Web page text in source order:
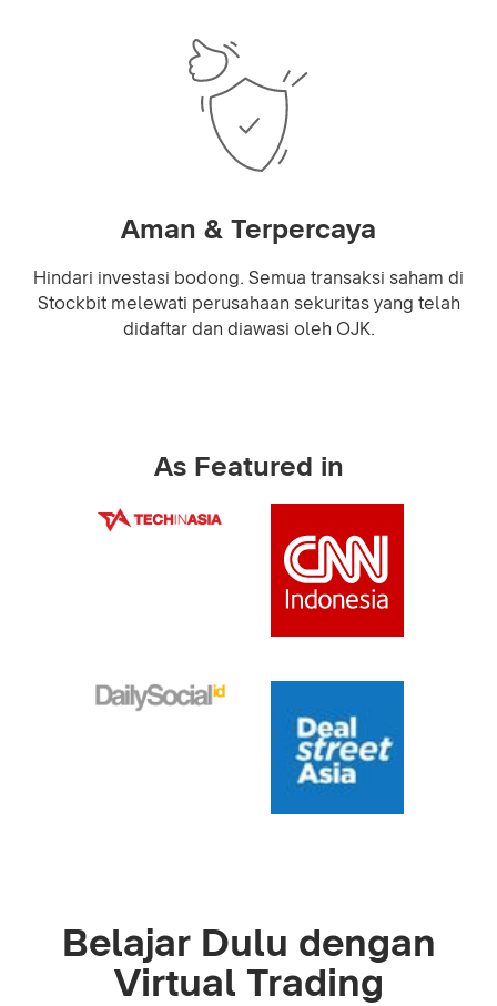
Aman & Terpercaya
Hindari investasi bodong. Semua transaksi saham di
Stockbit melewati perusahaan sekuritas yang telah
didaftar dan diawasi oleh OJK.
As Featured in
Belajar Dulu dengan
Virtual Trading